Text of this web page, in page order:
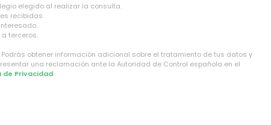
elegido al realizar la consulta.
recibidas.
terceros.
obtener información adicional sobre el tratamiento de tus datos y
una reclamación ante la Autoridad de Control española en el
de Privacidad.